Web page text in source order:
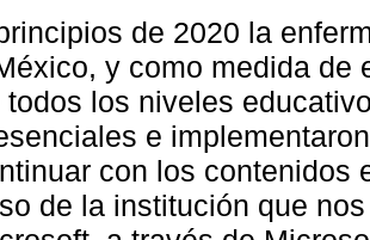
de 2020 la
y como medida de
todos los niveles
e
con los contenidos
de la institución que